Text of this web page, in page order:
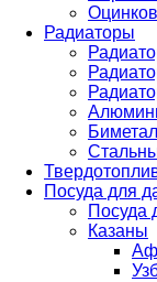
Радиаторы
Посуда для
Посуда
Казаны